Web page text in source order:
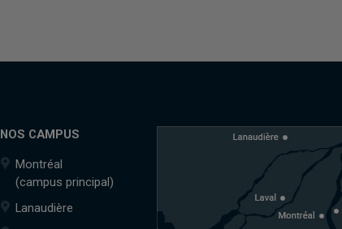
NOS CAMPUS
Montréal
(campus principal)
Lanaudière